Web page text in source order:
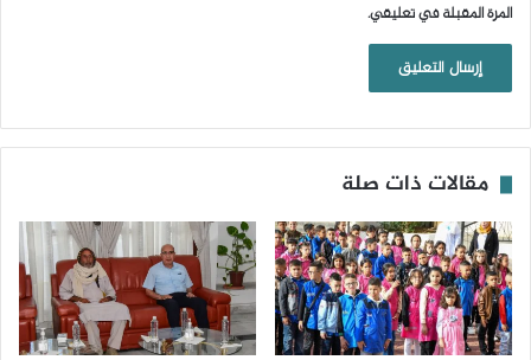
المرة المقبلة في تعليقي.
مقالات ذات صلة